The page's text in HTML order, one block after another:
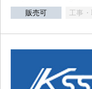
販売可 工事